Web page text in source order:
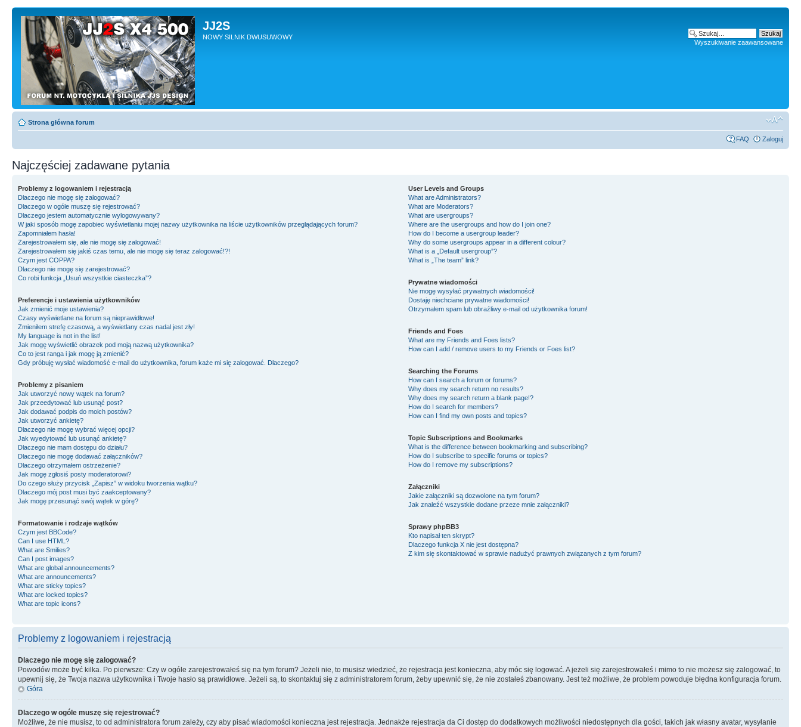
JJ2S
NOWY SILNIK DWUSUWOWY
Wyszukiwanie zaawansowane
Strona główna forum
FAQ Zaloguj
Najczęściej zadawane pytania
Problemy z logowaniem i rejestracją
Dlaczego nie mogę się zalogować?
Dlaczego w ogóle muszę się rejestrować?
Dlaczego jestem automatycznie wylogowywany?
W jaki sposób mogę zapobiec wyświetlaniu mojej nazwy użytkownika na liście użytkowników przeglądających forum?
Zapomniałem hasła!
Zarejestrowałem się, ale nie mogę się zalogować!
Zarejestrowałem się jakiś czas temu, ale nie mogę się teraz zalogować!?!
Czym jest COPPA?
Dlaczego nie mogę się zarejestrować?
Co robi funkcja „Usuń wszystkie ciasteczka”?
Preferencje i ustawienia użytkowników
Jak zmienić moje ustawienia?
Czasy wyświetlane na forum są nieprawidłowe!
Zmieniłem strefę czasową, a wyświetlany czas nadal jest zły!
My language is not in the list!
Jak mogę wyświetlić obrazek pod moją nazwą użytkownika?
Co to jest ranga i jak mogę ją zmienić?
Gdy próbuję wysłać wiadomość e-mail do użytkownika, forum każe mi się zalogować. Dlaczego?
Problemy z pisaniem
Jak utworzyć nowy wątek na forum?
Jak przeedytować lub usunąć post?
Jak dodawać podpis do moich postów?
Jak utworzyć ankietę?
Dlaczego nie mogę wybrać więcej opcji?
Jak wyedytować lub usunąć ankietę?
Dlaczego nie mam dostępu do działu?
Dlaczego nie mogę dodawać załączników?
Dlaczego otrzymałem ostrzeżenie?
Jak mogę zgłosiś posty moderatorowi?
Do czego służy przycisk „Zapisz” w widoku tworzenia wątku?
Dlaczego mój post musi być zaakceptowany?
Jak mogę przesunąć swój wątek w górę?
Formatowanie i rodzaje wątków
Czym jest BBCode?
Can I use HTML?
What are Smilies?
Can I post images?
What are global announcements?
What are announcements?
What are sticky topics?
What are locked topics?
What are topic icons?
User Levels and Groups
What are Administrators?
What are Moderators?
What are usergroups?
Where are the usergroups and how do I join one?
How do I become a usergroup leader?
Why do some usergroups appear in a different colour?
What is a „Default usergroup”?
What is „The team” link?
Prywatne wiadomości
Nie mogę wysyłać prywatnych wiadomości!
Dostaję niechciane prywatne wiadomości!
Otrzymałem spam lub obraźliwy e-mail od użytkownika forum!
Friends and Foes
What are my Friends and Foes lists?
How can I add / remove users to my Friends or Foes list?
Searching the Forums
How can I search a forum or forums?
Why does my search return no results?
Why does my search return a blank page!?
How do I search for members?
How can I find my own posts and topics?
Topic Subscriptions and Bookmarks
What is the difference between bookmarking and subscribing?
How do I subscribe to specific forums or topics?
How do I remove my subscriptions?
Załączniki
Jakie załączniki są dozwolone na tym forum?
Jak znaleźć wszystkie dodane przeze mnie załączniki?
Sprawy phpBB3
Kto napisał ten skrypt?
Dlaczego funkcja X nie jest dostępna?
Z kim się skontaktować w sprawie nadużyć prawnych związanych z tym forum?
Problemy z logowaniem i rejestracją
Dlaczego nie mogę się zalogować?
Powodów może być kilka. Po pierwsze: Czy w ogóle zarejestrowałeś się na tym forum? Jeżeli nie, to musisz wiedzieć, że rejestracja jest konieczna, aby móc się logować. A jeżeli się zarejestrowałeś i mimo to nie możesz się zalogować, to
upewnij się, że Twoja nazwa użytkownika i Twoje hasło są prawidłowe. Jeżeli są, to skontaktuj się z administratorem forum, żeby upewnić się, że nie zostałeś zbanowany. Jest też możliwe, że problem powoduje błędna konfiguracja forum.
Góra
Dlaczego w ogóle muszę się rejestrować?
Możliwe, że nie musisz, to od administratora forum zależy, czy aby pisać wiadomości konieczna jest rejestracja. Jednakże rejestracja da Ci dostęp do dodatkowych możliwości niedostępnych dla gości, takich jak własny avatar, wysyłanie